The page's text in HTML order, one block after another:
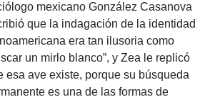
mexicano González Casanova
que la indagación de la identidad
era tan ilusoria como
un mirlo blanco”, y Zea le replicó
esa ave existe, porque su búsqueda
es una de las formas de